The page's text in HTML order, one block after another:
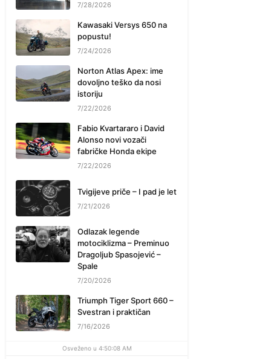
7/28/2026
Kawasaki Versys 650 na
popustu!
7/24/2026
Norton Atlas Apex: ime
dovoljno teško da nosi
istoriju
7/22/2026
Fabio Kvartararo i David
Alonso novi vozači
fabričke Honda ekipe
7/22/2026
Tvigijeve priče – I pad je let
7/21/2026
Odlazak legende
motociklizma – Preminuo
Dragoljub Spasojević –
Spale
7/20/2026
Triumph Tiger Sport 660 –
Svestran i praktičan
7/16/2026
Osveženo u 4:50:08 AM